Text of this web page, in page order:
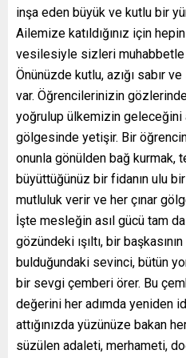
inşa eden büyük ve kutlu bir
Ailemize katıldığınız için
vesilesiyle sizleri muhabbetle
Önünüzde kutlu, azığı sabır
var. Öğrencilerinizin
yoğrulup ülkemizin geleceğini
gölgesinde yetişir. Bir
onunla gönülden bağ kurmak,
büyüttüğünüz bir fidanın ulu
mutluluk verir ve her çınar
İşte mesleğin asıl gücü tam
gözündeki ışıltı, bir
bulduğundaki sevinci, bütün
bir sevgi çemberi örer. Bu
değerini her adımda yeniden
attığınızda yüzünüze bakan
süzülen adaleti, merhameti,